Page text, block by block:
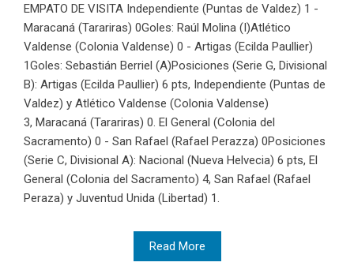
EMPATO DE VISITA Independiente (Puntas de Valdez) 1 -
Maracaná (Tarariras) 0Goles: Raúl Molina (I)Atlético
Valdense (Colonia Valdense) 0 - Artigas (Ecilda Paullier)
1Goles: Sebastián Berriel (A)Posiciones (Serie G, Divisional
B): Artigas (Ecilda Paullier) 6 pts, Independiente (Puntas de
Valdez) y Atlético Valdense (Colonia Valdense)
3, Maracaná (Tarariras) 0. El General (Colonia del
Sacramento) 0 - San Rafael (Rafael Perazza) 0Posiciones
(Serie C, Divisional A): Nacional (Nueva Helvecia) 6 pts, El
General (Colonia del Sacramento) 4, San Rafael (Rafael
Peraza) y Juventud Unida (Libertad) 1.
Read More